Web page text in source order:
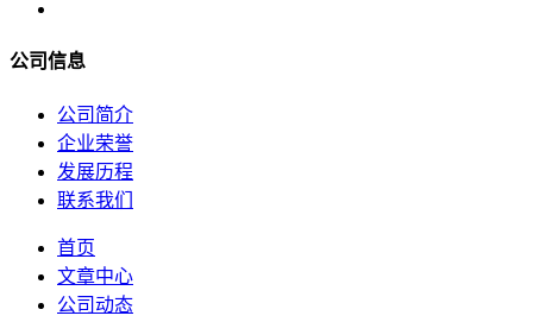
公司信息
公司简介
企业荣誉
发展历程
联系我们
首页
文章中心
公司动态